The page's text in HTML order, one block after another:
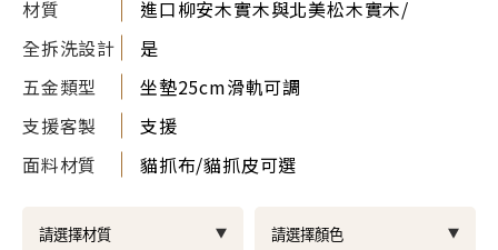
材質
進口柳安木實木與北美松木實木/
全拆洗設計
是
五金類型
坐墊25cm滑軌可調
支援客製
支援
面料材質
貓抓布/貓抓皮可選